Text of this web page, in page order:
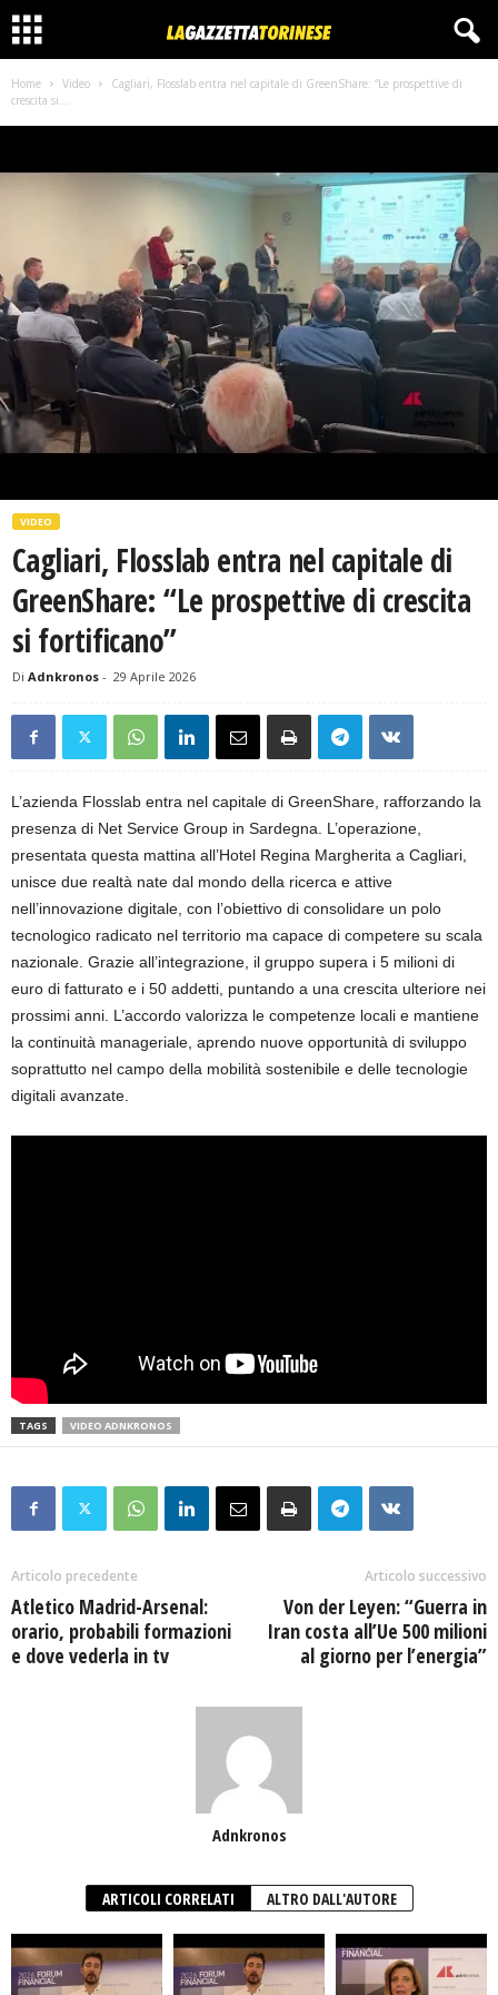
Home Video
Cagliari, Flosslab entra nel capitale di GreenShare: “Le prospettive di
crescita si...
VIDEO
Cagliari, Flosslab entra nel capitale di
GreenShare: “Le prospettive di crescita
si fortificano”
Di Adnkronos - 29 Aprile 2026
L’azienda Flosslab entra nel capitale di GreenShare, rafforzando la
presenza di Net Service Group in Sardegna. L’operazione,
presentata questa mattina all’Hotel Regina Margherita a Cagliari,
unisce due realtà nate dal mondo della ricerca e attive
nell’innovazione digitale, con l’obiettivo di consolidare un polo
tecnologico radicato nel territorio ma capace di competere su scala
nazionale. Grazie all’integrazione, il gruppo supera i 5 milioni di
euro di fatturato e i 50 addetti, puntando a una crescita ulteriore nei
prossimi anni. L’accordo valorizza le competenze locali e mantiene
la continuità manageriale, aprendo nuove opportunità di sviluppo
soprattutto nel campo della mobilità sostenibile e delle tecnologie
digitali avanzate.
TAGS VIDEO ADNKRONOS
Articolo precedente
Atletico Madrid-Arsenal:
orario, probabili formazioni
e dove vederla in tv
Articolo successivo
Von der Leyen: “Guerra in
Iran costa all’Ue 500 milioni
al giorno per l’energia”
Adnkronos
ARTICOLI CORRELATI ALTRO DALL'AUTORE